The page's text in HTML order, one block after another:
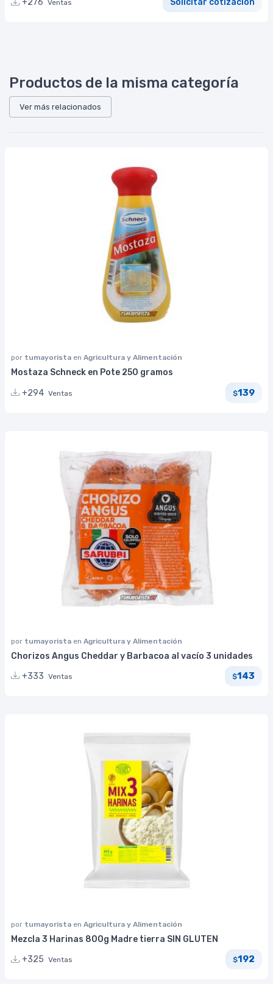
+276 Ventas Solicitar cotización
Productos de la misma categoría
Ver más relacionados
por tumayorista en Agricultura y Alimentación
Mostaza Schneck en Pote 250 gramos
+294 Ventas $139
por tumayorista en Agricultura y Alimentación
Chorizos Angus Cheddar y Barbacoa al vacío 3 unidades
+333 Ventas $143
por tumayorista en Agricultura y Alimentación
Mezcla 3 Harinas 800g Madre tierra SIN GLUTEN
+325 Ventas $192